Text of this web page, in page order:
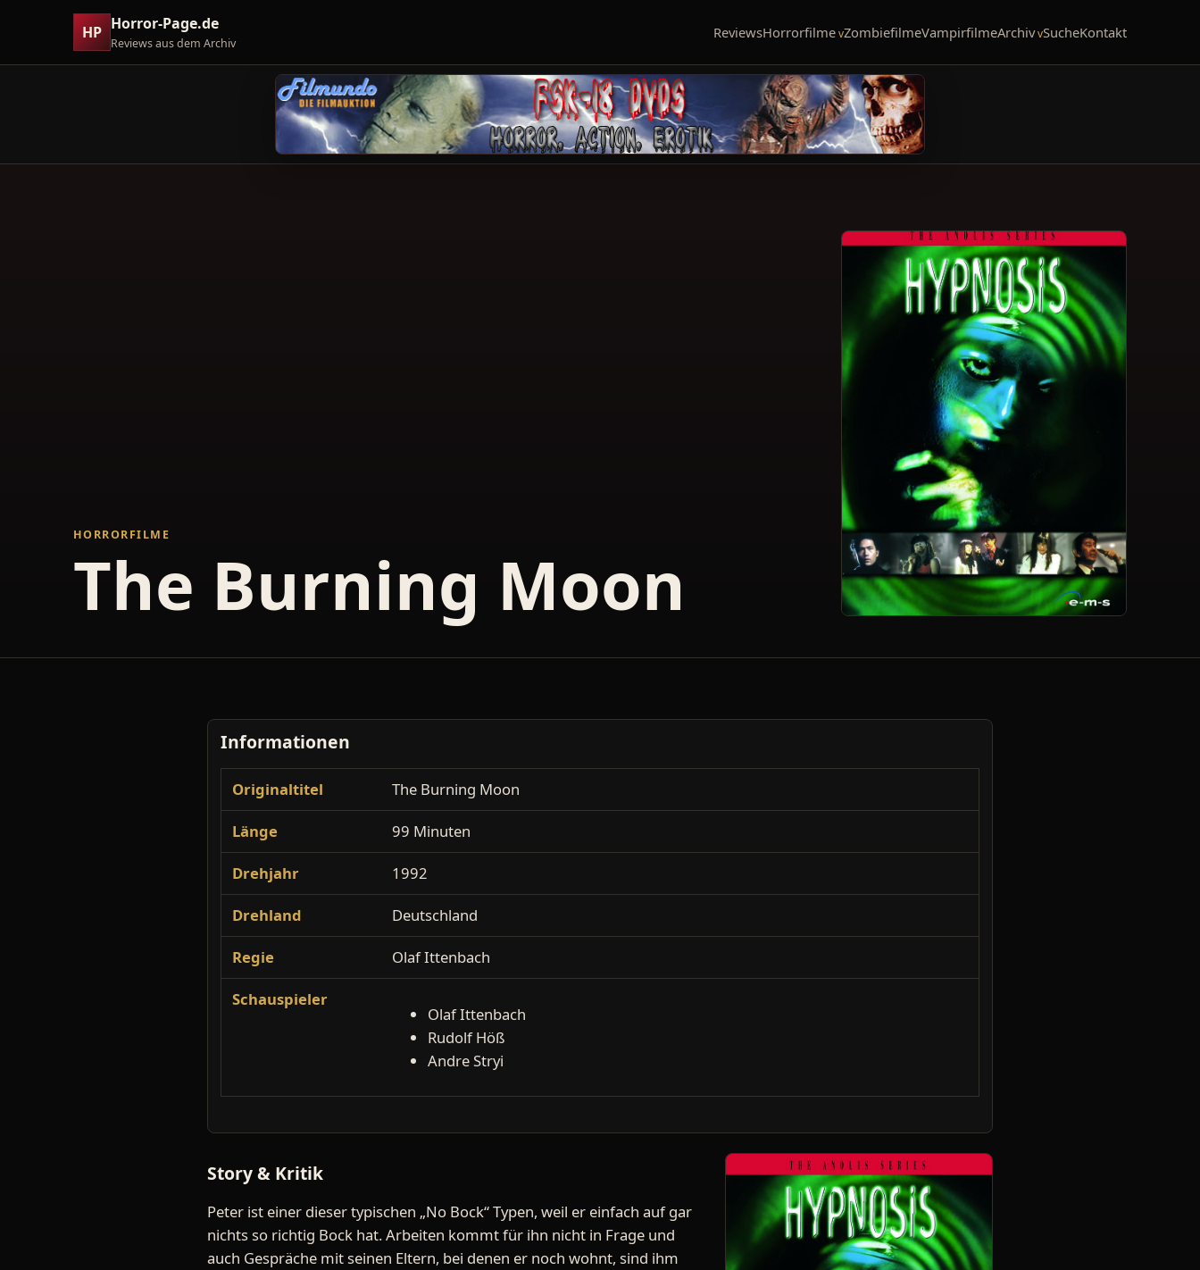
HP Horror-Page.de
Reviews aus dem Archiv
ReviewsHorrorfilme ZombiefilmeVampirfilmeArchiv SucheKontakt
HORRORFILME
The Burning Moon
Informationen
Originaltitel The Burning Moon
Länge 99 Minuten
Drehjahr 1992
Drehland Deutschland
Regie Olaf Ittenbach
Schauspieler
Olaf Ittenbach
Rudolf Höß
Andre Stryi
Story & Kritik
Peter ist einer dieser typischen „No Bock“ Typen, weil er einfach auf gar
nichts so richtig Bock hat. Arbeiten kommt für ihn nicht in Frage und
auch Gespräche mit seinen Eltern, bei denen er noch wohnt, sind ihm